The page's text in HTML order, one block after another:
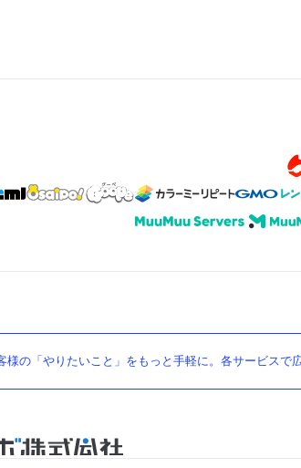
様の「やりたいこと」をもっと手軽に。各サービスで